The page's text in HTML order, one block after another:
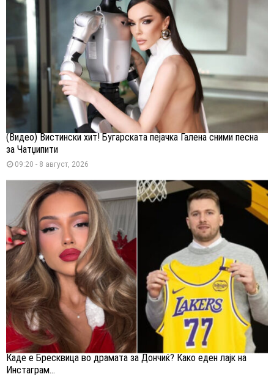
(Видео) Вистински хит! Бугарската пејачка Галена сними песна
за Чатџипити
09:20 - 8 август, 2026
Каде е Бресквица во драмата за Дончиќ? Како еден лајк на
Инстаграм...